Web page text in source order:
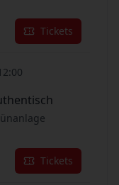
Tickets
Tickets